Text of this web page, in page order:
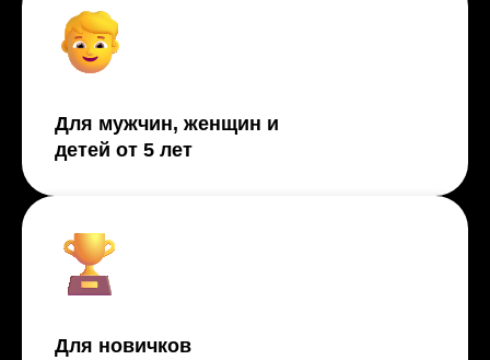
Для мужчин, женщин и
детей от 5 лет
Для новичков